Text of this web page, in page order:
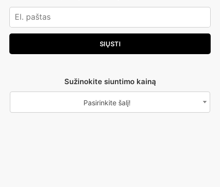
Sužinokite siuntimo kainą
Pasirinkite šalį!